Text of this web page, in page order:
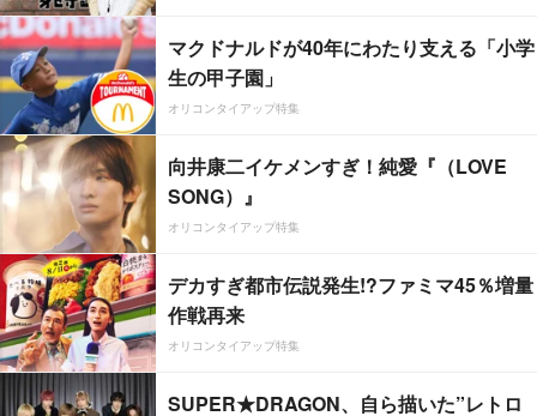
マクドナルドが40年にわたり支える「小学
生の甲子園」
オリコンタイアップ特集
向井康二イケメンすぎ！純愛『（LOVE
SONG）』
オリコンタイアップ特集
デカすぎ都市伝説発生!?ファミマ45％増量
作戦再来
オリコンタイアップ特集
SUPER★DRAGON、自ら描いた”レトロ